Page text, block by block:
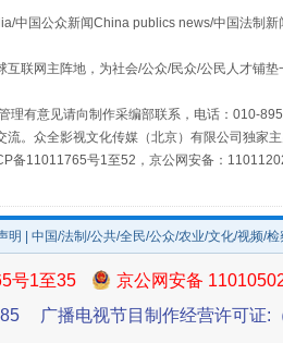
规模最大的光氢储一体化项目
中国公众新闻China publics news/中国法制
联网主阵地，为社会/公众/民众/公民人才铺
理有意见请向制作采编部联系，电话：010-
。众全影视文化传媒（北京）有限公司独家
备11011765号1至52，京公网安备：
明 | 中国/法制/公共/全民/公众/农业/文化/视频/
号1至35
京公网安备
广播电视节目制作经营许可证: